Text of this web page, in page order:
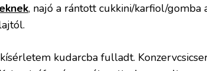
, najó a rántott cukkini/karfiol/gomba
kudarcba fulladt.